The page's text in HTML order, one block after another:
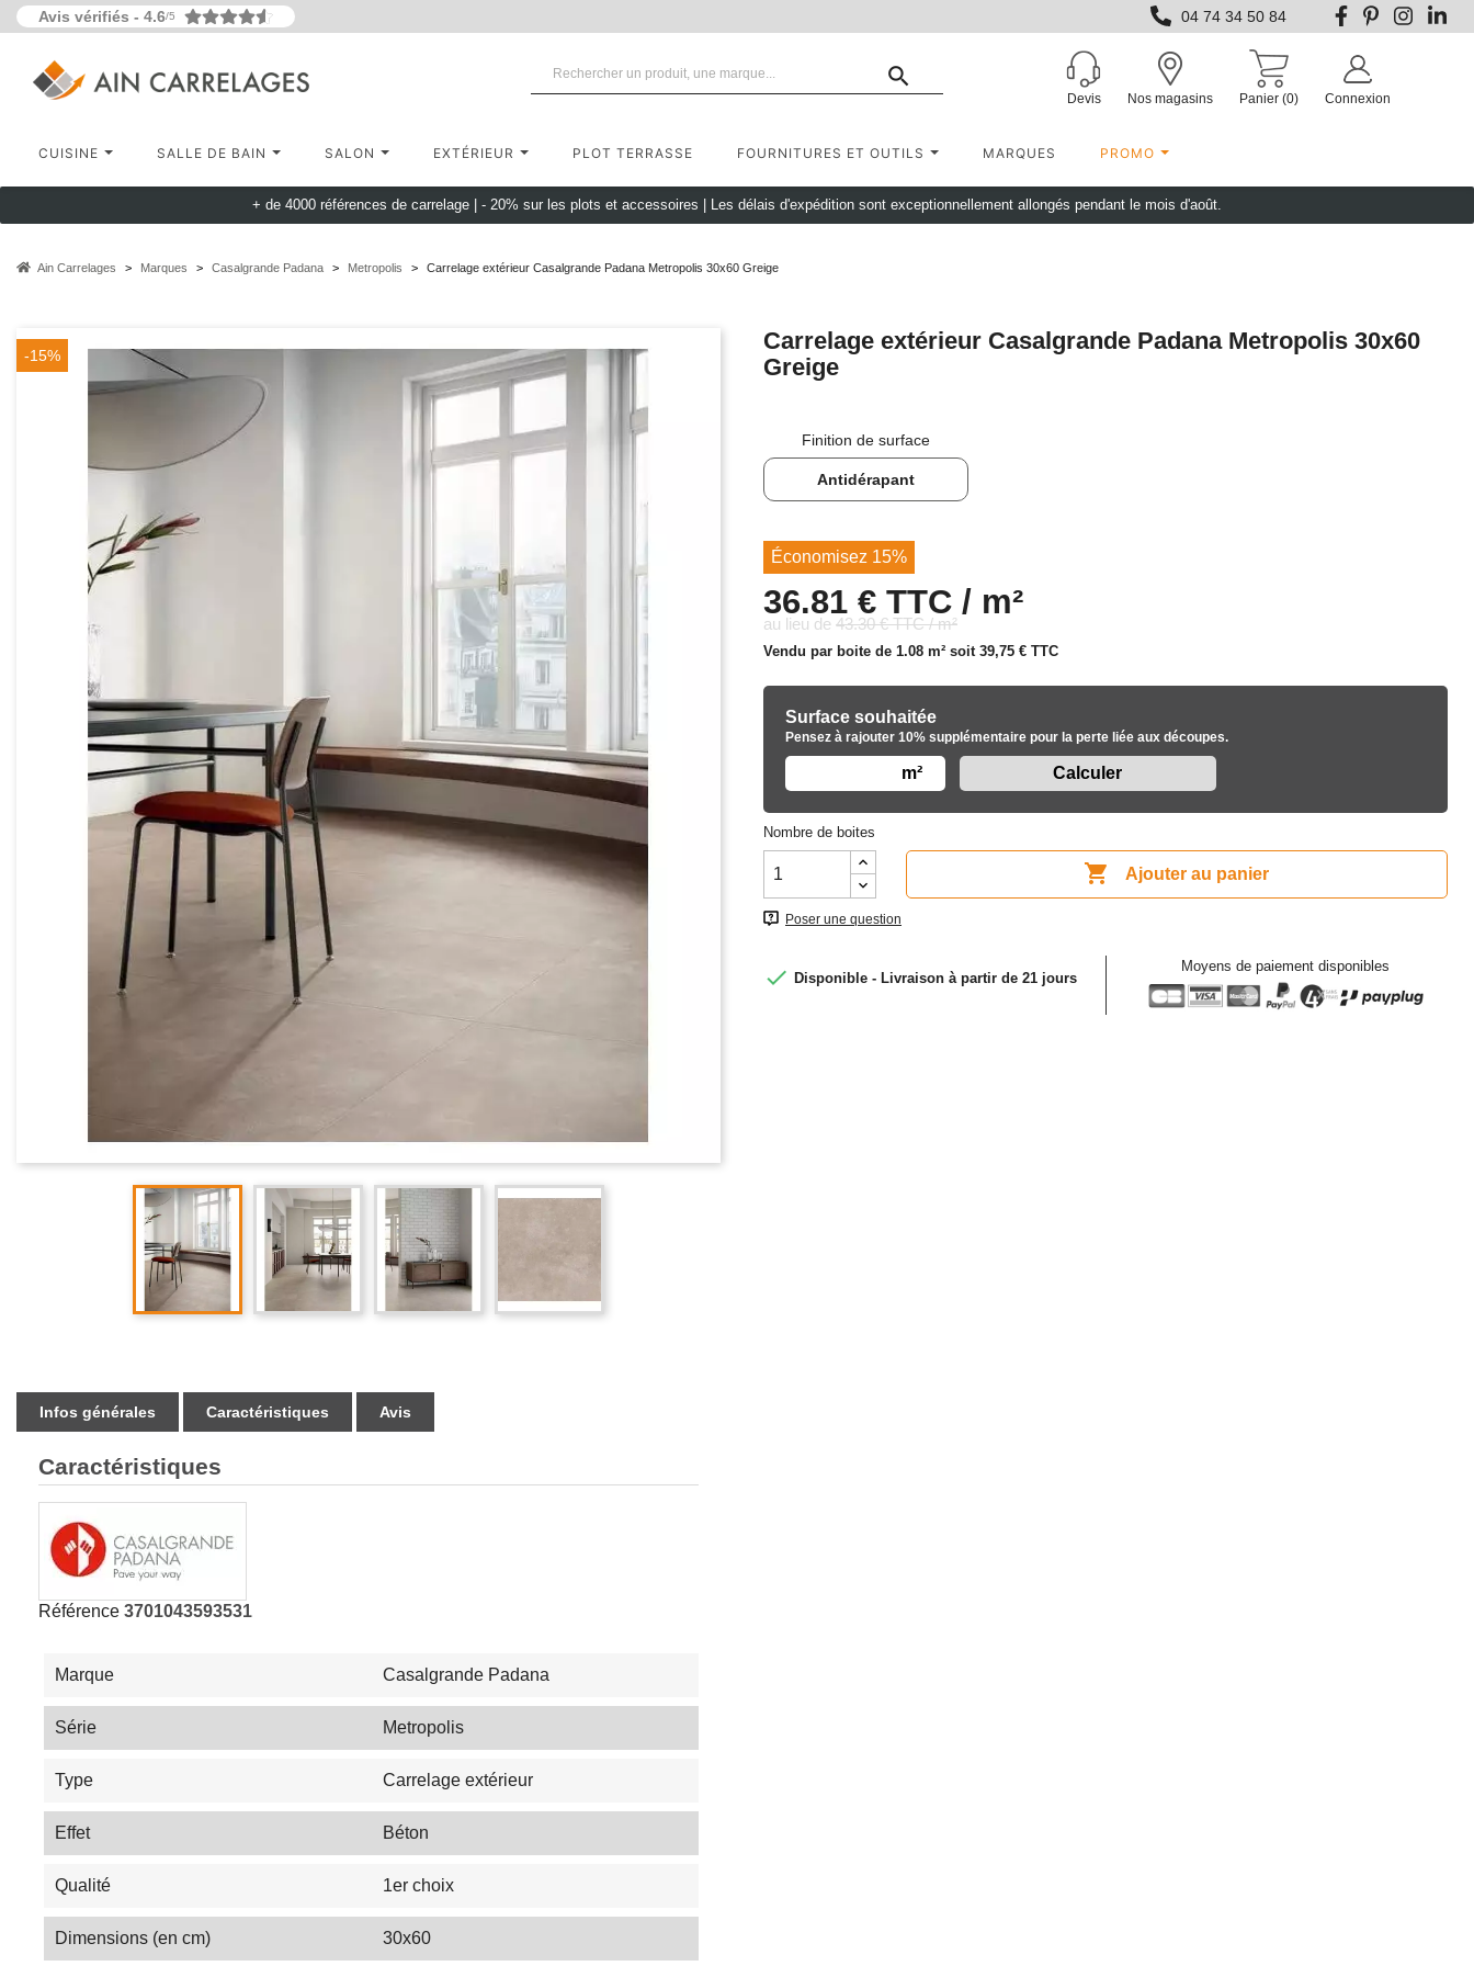
Avis vérifiés - 4.6/5 04 74 34 50 84

Devis Nos magasins Panier (0) Connexion
CUISINE SALLE DE BAIN SALON EXTÉRIEUR PLOT TERRASSE FOURNITURES ET OUTILS MARQUES PROMO
+ de 4000 références de carrelage | - 20% sur les plots et accessoires | Les délais d'expédition sont exceptionnellement allongés pendant le mois d'août.
Ain Carrelages Marques Casalgrande Padana Metropolis Carrelage extérieur Casalgrande Padana Metropolis 30x60 Greige
Carrelage extérieur Casalgrande Padana Metropolis 30x60
Greige
-15%
Finition de surface
Antidérapant
Économisez 15%
36.81 € TTC / m²
au lieu de 43.30 € TTC / m²
Vendu par boite de 1.08 m² soit 39,75 € TTC
Surface souhaitée
Pensez à rajouter 10% supplémentaire pour la perte liée aux découpes.
m²
Nombre de boites
 Ajouter au panier
Poser une question
 Disponible - Livraison à partir de 21 jours
Moyens de paiement disponibles
Infos générales Caractéristiques Avis
Caractéristiques
Référence 3701043593531
Marque Casalgrande Padana
Série Metropolis
Type Carrelage extérieur
Effet Béton
Qualité 1er choix
Dimensions (en cm) 30x60